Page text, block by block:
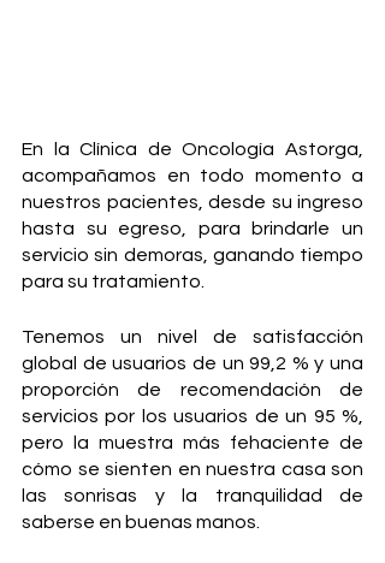
En la Clínica de Oncología Astorga,
acompañamos en todo momento a
nuestros pacientes, desde su ingreso
hasta su egreso, para brindarle un
servicio sin demoras, ganando tiempo
para su tratamiento.
Tenemos un nivel de satisfacción
global de usuarios de un 99,2 % y una
proporción de recomendación de
servicios por los usuarios de un 95 %,
pero la muestra más fehaciente de
cómo se sienten en nuestra casa son
las sonrisas y la tranquilidad de
saberse en buenas manos.